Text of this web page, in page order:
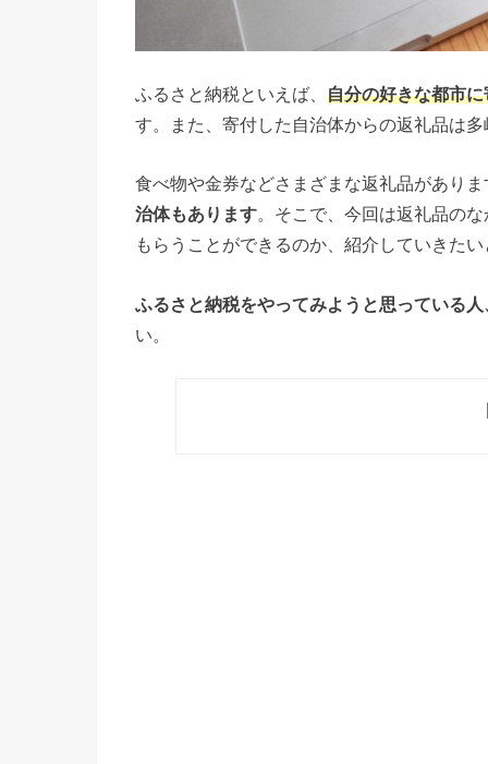
ふるさと納税といえば、 自分の好きな都市
す。また、寄付した自治体からの返礼品は
食べ物や金券などさまざまな返礼品があり
治体もあります。そこで、今回は返礼品の
もらうことができるのか、紹介していきた
ふるさと納税をやってみようと思っている
い。